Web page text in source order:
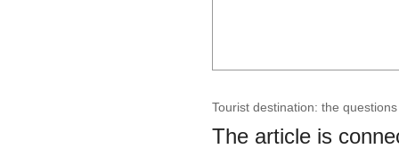
Tourist destination: the
The article is